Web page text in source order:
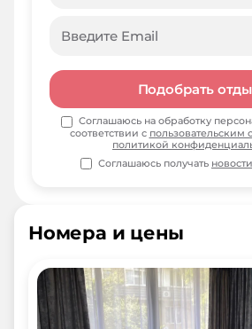
Номера и цены
Подобрать
Соглашаюсь на обработку
соответствии с пользовательским
политикой
Соглашаюсь получать